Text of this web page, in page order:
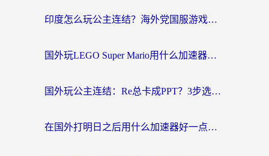
印度怎么玩公主连结？海外党国服游戏加速终极指南（附仙境传说RO重生细胞优化技巧）
国外玩LEGO Super Mario用什么加速器？2026海外玩家亲测有效指南
国外玩公主连结：Re总卡成PPT？3步选对加速器，畅玩国服无压力
在国外打明日之后用什么加速器好一点？海外玩家亲测有效的国服游戏加速指南